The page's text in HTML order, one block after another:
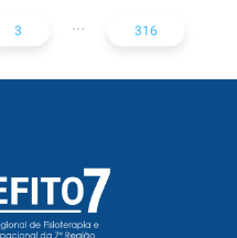
3 ... 316